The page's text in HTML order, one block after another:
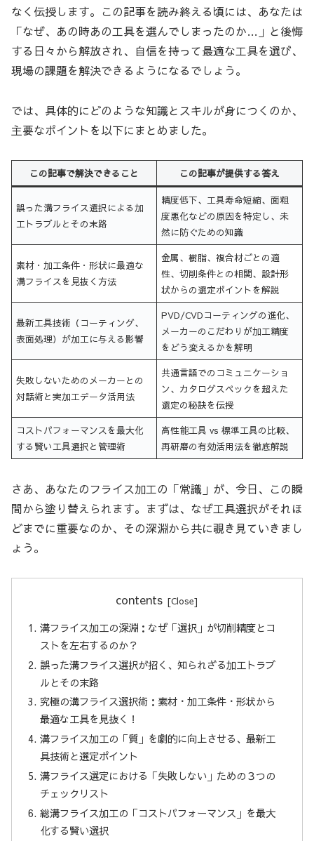
なく伝授します。この記事を読み終える頃には、あなたは
「なぜ、あの時あの工具を選んでしまったのか…」と後悔
する日々から解放され、自信を持って最適な工具を選び、
現場の課題を解決できるようになるでしょう。
では、具体的にどのような知識とスキルが身につくのか、
主要なポイントを以下にまとめました。
この記事で解決できること この記事が提供する答え
誤った溝フライス選択による加
工トラブルとその末路
精度低下、工具寿命短縮、面粗
度悪化などの原因を特定し、未
然に防ぐための知識
素材・加工条件・形状に最適な
溝フライスを見抜く方法
金属、樹脂、複合材ごとの適
性、切削条件との相関、設計形
状からの選定ポイントを解説
最新工具技術（コーティング、
表面処理）が加工に与える影響
PVD/CVDコーティングの進化、
メーカーのこだわりが加工精度
をどう変えるかを解明
失敗しないためのメーカーとの
対話術と実加工データ活用法
共通言語でのコミュニケーショ
ン、カタログスペックを超えた
選定の秘訣を伝授
コストパフォーマンスを最大化
する賢い工具選択と管理術
高性能工具 vs 標準工具の比較、
再研磨の有効活用法を徹底解説
さあ、あなたのフライス加工の「常識」が、今日、この瞬
間から塗り替えられます。まずは、なぜ工具選択がそれほ
どまでに重要なのか、その深淵から共に覗き見ていきまし
ょう。
contents
溝フライス加工の深淵：なぜ「選択」が切削精度とコ
ストを左右するのか？
誤った溝フライス選択が招く、知られざる加工トラブ
ルとその末路
究極の溝フライス選択術：素材・加工条件・形状から
最適な工具を見抜く！
溝フライス加工の「質」を劇的に向上させる、最新工
具技術と選定ポイント
溝フライス選定における「失敗しない」ための３つの
チェックリスト
総溝フライス加工の「コストパフォーマンス」を最大
化する賢い選択